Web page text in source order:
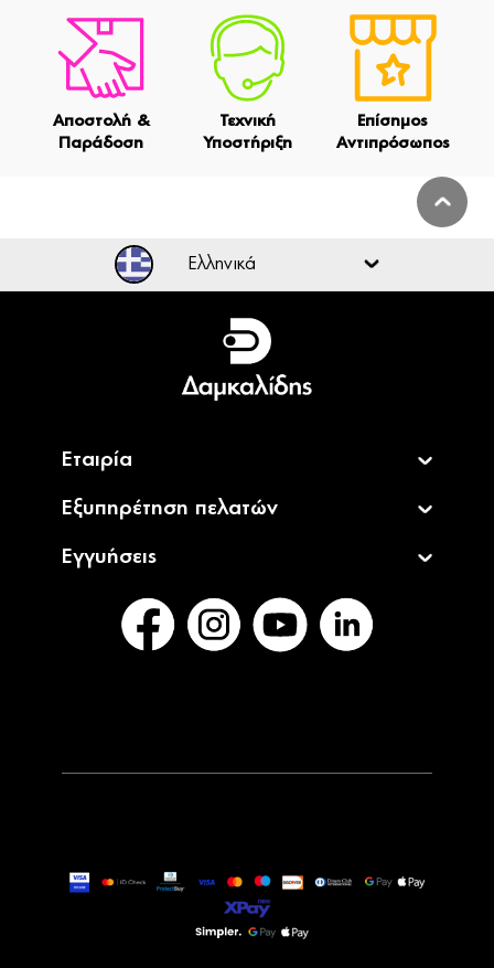
Αποστολή &
Παράδοση
Τεχνική
Υποστήριξη
Επίσημος
Αντιπρόσωπος
Ελληνικά
Ελληνικά
English
Εταιρία
Εξυπηρέτηση πελατών
Εγγυήσεις